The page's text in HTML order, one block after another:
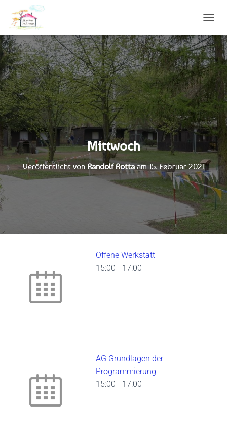
A
V
I
G
A
I
O
N
U
M
C
H
A
L
T
E
N
Mittwoch
Veröffentlicht von Randolf Rottaam15. Februar 2021
Offene Werkstatt
15:00 - 17:00
AG Grundlagen der
Programmierung
15:00 - 17:00